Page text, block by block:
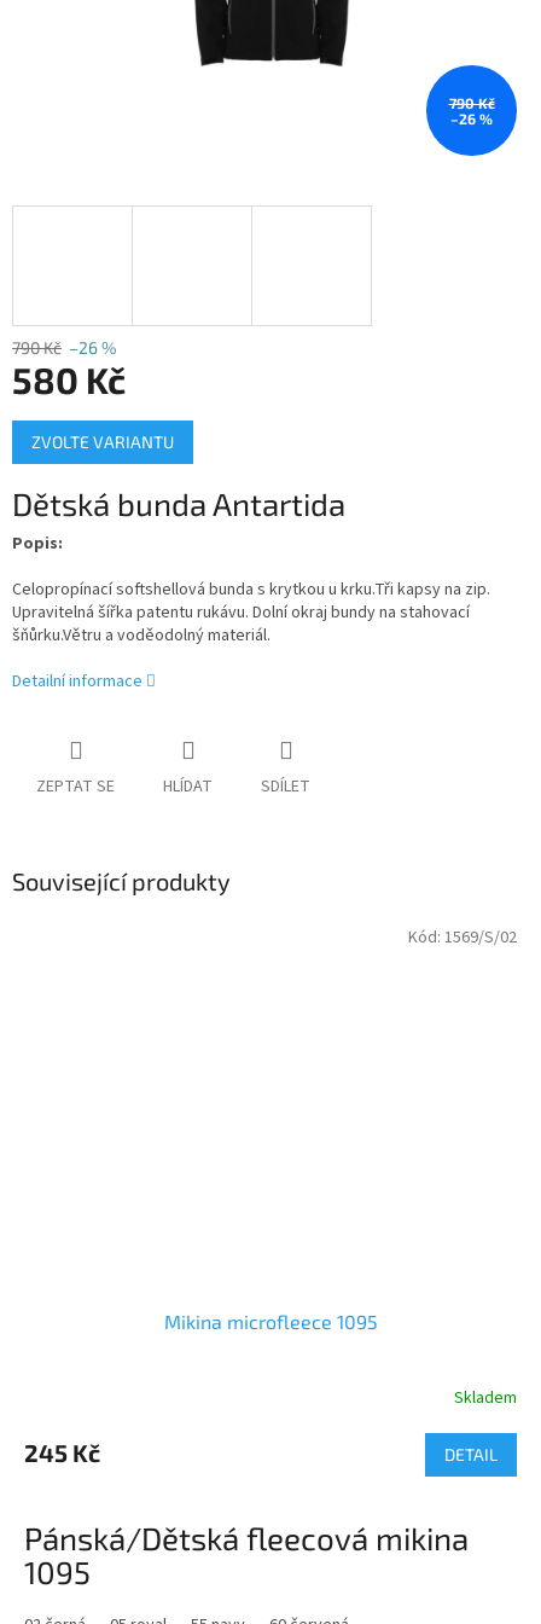
790 Kč
–26 %
790 Kč –26 %
580 Kč
Měrná
cena:
ZVOLTE VARIANTU
Dětská bunda Antartida
Popis:
Celopropínací softshellová bunda s krytkou u krku.Tři kapsy na zip.
Upravitelná šířka patentu rukávu. Dolní okraj bundy na stahovací
šňůrku.Větru a voděodolný materiál.
Detailní informace
ZEPTAT SE HLÍDAT SDÍLET
Související produkty
Mikina microfleece 1095
produktu
je
5
hvězdiček.
Skladem
245 Kč DETAIL
Pánská/Dětská fleecová mikina
1095
Kód: 1569/S/02